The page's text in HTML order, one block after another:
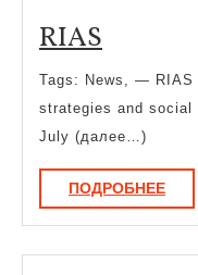
RIAS
Tags: News, — RIAS
strategies and
July (далее…)
ПОДРОБНЕЕ